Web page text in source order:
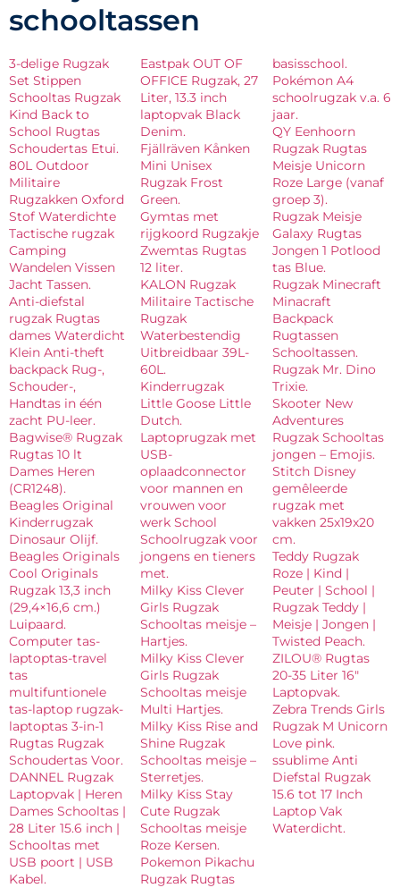
schooltassen
3-delige Rugzak
Set Stippen
Schooltas Rugzak
Kind Back to
School Rugtas
Schoudertas Etui.
80L Outdoor
Militaire
Rugzakken Oxford
Stof Waterdichte
Tactische rugzak
Camping
Wandelen Vissen
Jacht Tassen.
Anti-diefstal
rugzak Rugtas
dames Waterdicht
Klein Anti-theft
backpack Rug-,
Schouder-,
Handtas in één
zacht PU-leer.
Bagwise® Rugzak
Rugtas 10 lt
Dames Heren
(CR1248).
Beagles Original
Kinderrugzak
Dinosaur Olijf.
Beagles Originals
Cool Originals
Rugzak 13,3 inch
(29,4×16,6 cm.)
Luipaard.
Computer tas-
laptoptas-travel
tas
multifuntionele
tas-laptop rugzak-
laptoptas 3-in-1
Rugtas Rugzak
Schoudertas Voor.
DANNEL Rugzak
Laptopvak | Heren
Dames Schooltas |
28 Liter 15.6 inch |
Schooltas met
USB poort | USB
Kabel.
Eastpak OUT OF
OFFICE Rugzak, 27
Liter, 13.3 inch
laptopvak Black
Denim.
Fjällräven Kånken
Mini Unisex
Rugzak Frost
Green.
Gymtas met
rijgkoord Rugzakje
Zwemtas Rugtas
12 liter.
KALON Rugzak
Militaire Tactische
Rugzak
Waterbestendig
Uitbreidbaar 39L-
60L.
Kinderrugzak
Little Goose Little
Dutch.
Laptoprugzak met
USB-
oplaadconnector
voor mannen en
vrouwen voor
werk School
Schoolrugzak voor
jongens en tieners
met.
Milky Kiss Clever
Girls Rugzak
Schooltas meisje –
Hartjes.
Milky Kiss Clever
Girls Rugzak
Schooltas meisje
Multi Hartjes.
Milky Kiss Rise and
Shine Rugzak
Schooltas meisje –
Sterretjes.
Milky Kiss Stay
Cute Rugzak
Schooltas meisje
Roze Kersen.
Pokemon Pikachu
Rugzak Rugtas
basisschool.
Pokémon A4
schoolrugzak v.a. 6
jaar.
QY Eenhoorn
Rugzak Rugtas
Meisje Unicorn
Roze Large (vanaf
groep 3).
Rugzak Meisje
Galaxy Rugtas
Jongen 1 Potlood
tas Blue.
Rugzak Minecraft
Minacraft
Backpack
Rugtassen
Schooltassen.
Rugzak Mr. Dino
Trixie.
Skooter New
Adventures
Rugzak Schooltas
jongen – Emojis.
Stitch Disney
gemêleerde
rugzak met
vakken 25x19x20
cm.
Teddy Rugzak
Roze | Kind |
Peuter | School |
Rugzak Teddy |
Meisje | Jongen |
Twisted Peach.
ZILOU® Rugtas
20-35 Liter 16″
Laptopvak.
Zebra Trends Girls
Rugzak M Unicorn
Love pink.
ssublime Anti
Diefstal Rugzak
15.6 tot 17 Inch
Laptop Vak
Waterdicht.